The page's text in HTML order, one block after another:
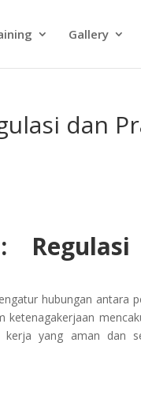
Gallery
dan
hubungan antara
ketenagakerjaan
kerja yang aman dan